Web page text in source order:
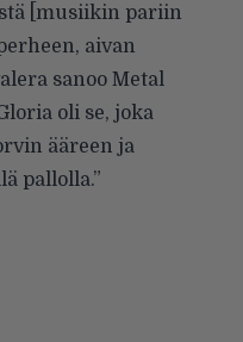
[musiikin pariin
aivan
sanoo Metal
oli se, joka
ääreen ja
pallolla.”